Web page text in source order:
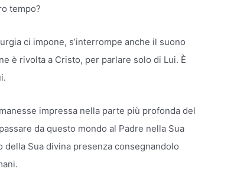
tempo?
ci impone, s’interrompe anche il suono
è rivolta a Cristo, per parlare solo di Lui. È
impressa nella parte più profonda del
da questo mondo al Padre nella Sua
Sua divina presenza consegnandolo